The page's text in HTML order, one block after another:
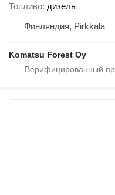
Топливо дизель
Финляндия, Pirkkala
Komatsu Forest Oy